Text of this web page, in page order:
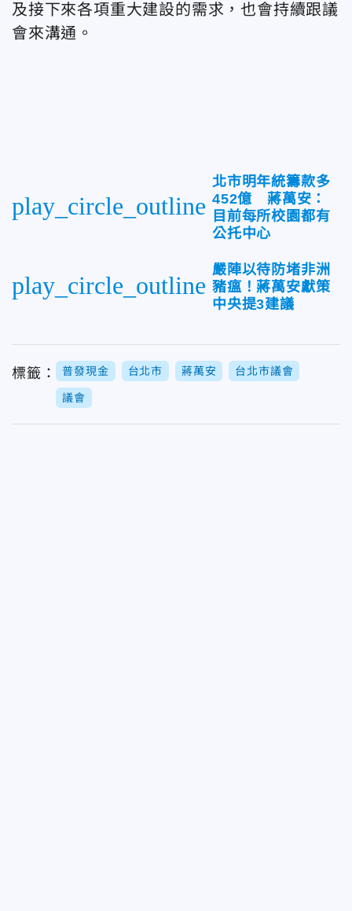
及接下來各項重大建設的需求，也會持續跟議
會來溝通。
play_circle_outline
北市明年統籌款多
452億 蔣萬安：
目前每所校園都有
公托中心
play_circle_outline
嚴陣以待防堵非洲
豬瘟！蔣萬安獻策
中央提3建議
標籤： 普發現金 台北市 蔣萬安 台北市議會
議會